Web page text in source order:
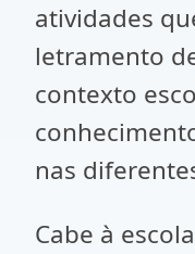
atividades
letramento
contexto
nas
Cabe à